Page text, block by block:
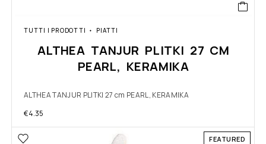
TUTTI I PRODOTTI PIATTI
ALTHEA TANJUR PLITKI 27 CM
PEARL, KERAMIKA
ALTHEA TANJUR PLITKI 27 cm PEARL, KERAMIKA
€4.35
FEATURED